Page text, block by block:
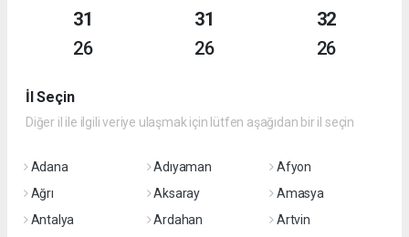
31
26
31
26
32
26
İl Seçin
Diğer il ile ilgili veriye ulaşmak için lütfen aşağıdan bir il seçin
Adana Adıyaman
Afyon
Ağrı
Aksaray
Amasya
Antalya
Ardahan
Artvin